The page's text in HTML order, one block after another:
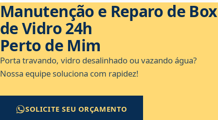
Manutenção e Reparo de Box
de Vidro 24h
Perto de Mim
Porta travando, vidro desalinhado ou vazando água?
Nossa equipe soluciona com rapidez!
SOLICITE SEU ORÇAMENTO